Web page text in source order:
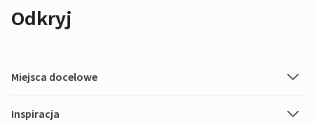
Odkryj
Miejsca docelowe
Inspiracja